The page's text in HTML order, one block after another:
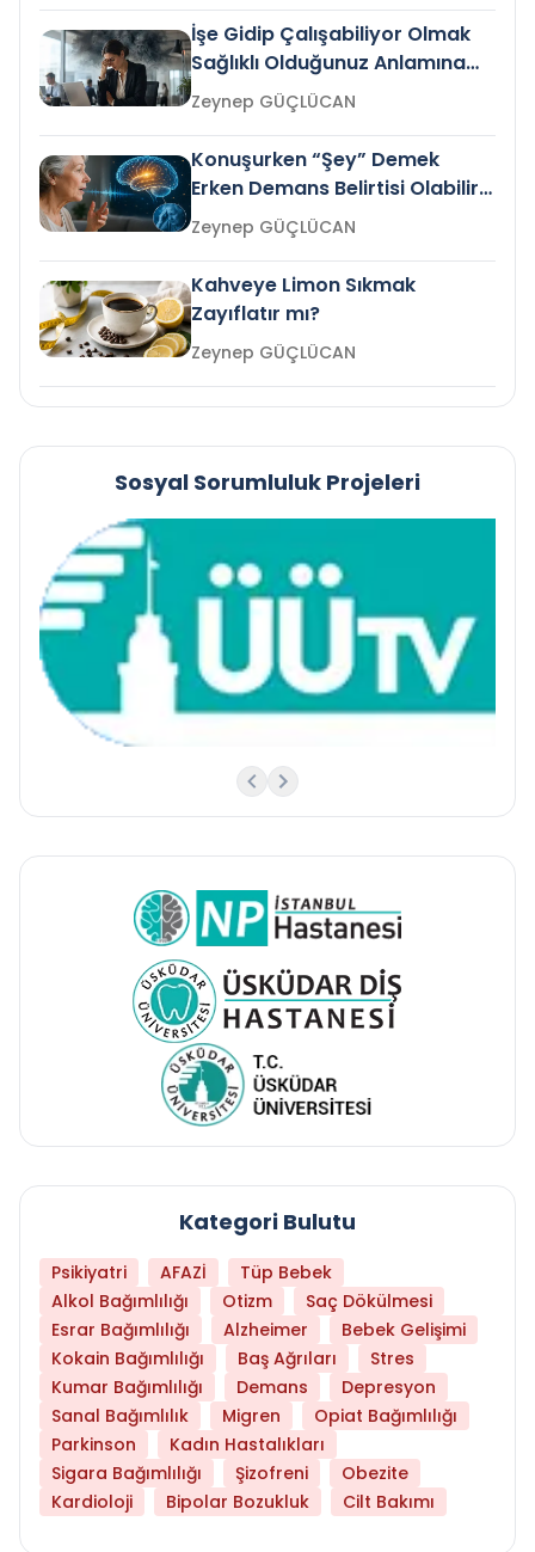
İşe Gidip Çalışabiliyor Olmak
Sağlıklı Olduğunuz Anlamına
Gelir mi?Zeynep GÜÇLÜCAN
Konuşurken “Şey” Demek
Erken Demans Belirtisi Olabilir
mi?
Zeynep GÜÇLÜCAN
Kahveye Limon Sıkmak
Zayıflatır mı?
Zeynep GÜÇLÜCAN
Sosyal Sorumluluk Projeleri
Kategori Bulutu
Psikiyatri AFAZİ
Tüp Bebek
Alkol Bağımlılığı
Otizm
Saç Dökülmesi
Esrar Bağımlılığı
Alzheimer
Bebek Gelişimi
Kokain Bağımlılığı
Baş Ağrıları
Stres
Kumar Bağımlılığı
Demans
Depresyon
Sanal Bağımlılık
Migren
Opiat Bağımlılığı
Parkinson
Kadın Hastalıkları
Sigara Bağımlılığı
Şizofreni
Obezite
Kardioloji
Bipolar Bozukluk Cilt Bakımı